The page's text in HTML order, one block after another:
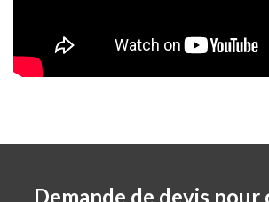
Demande de devis